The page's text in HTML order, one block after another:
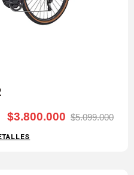
$3.800.000 $5.099.000